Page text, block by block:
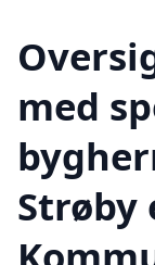
med
Strøby